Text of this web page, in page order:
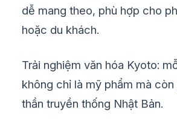
dễ mang theo, phù hợp cho
hoặc du khách.
Trải nghiệm văn hóa Kyoto:
không chỉ là mỹ phẩm mà
thần truyền thống Nhật Bản.